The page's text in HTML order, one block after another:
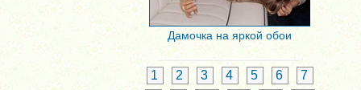
Дамочка на яркой обои
1 2 3 4 5 6
7